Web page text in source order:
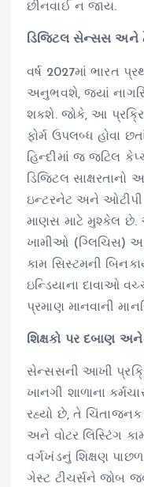
છીનવાઈ ન જાય.
ડિજિટલ સેન્સસ અને
વર્ષ 2027માં ભારત
અનુભવશે, જ્યાં
શકશે. જોકે, આ
ફોર્મ ઉપલબ્ધ હોવા
હિન્દીમાં જ જટિલ
ડિજિટલ સાક્ષરતાનો
ઇન્ટરનેટ અને ઓટીપી
માણસ માટે મુશ્કેલ છે.
ખામીઓ (ગ્લિચિસ)
કામ સિસ્ટમની
ઇન્ડિયાના દાવાઓ
પ્રમાણ માનવાની
શિક્ષકો પર દબાણ અને
સેન્સસની આખી
ખાનગી શાળાના
રહ્યો છે, તે ચિંતાજનક
અને વોટર લિસ્ટિંગ
વર્ગખંડનું શિક્ષણ
ગેસ્ટ ટીચર્સને જોબ